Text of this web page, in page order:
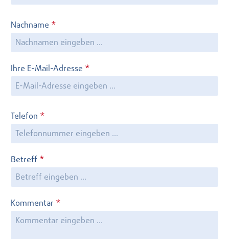
Nachname *
Ihre E-Mail-Adresse *
Telefon *
Betreff *
Kommentar *